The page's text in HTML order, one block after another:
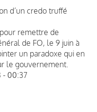
d’un credo truffé
remettre de
de FO, le 9 juin à
un paradoxe qui en
le gouvernement.
- 00:37